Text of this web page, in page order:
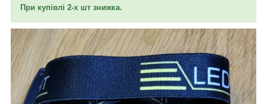
При купівлі 2-х шт знижка.